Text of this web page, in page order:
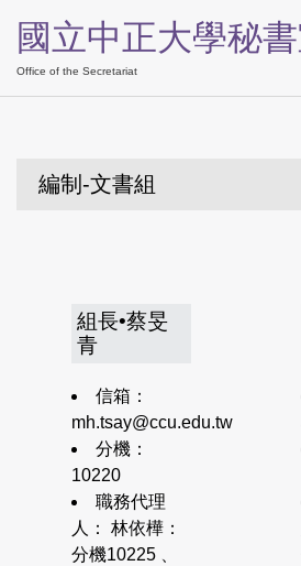
到
主
要
國立中正大學秘
Office of the Secretariat
編制-文書組
組長•蔡旻
青
信箱：
mh.tsay@ccu.edu.tw
分機：
10220
職務代理
人： 林依樺：
分機10225 、